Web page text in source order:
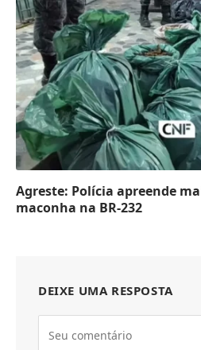
Agreste: Polícia apreende
maconha na BR-232
DEIXE UMA RESPOSTA